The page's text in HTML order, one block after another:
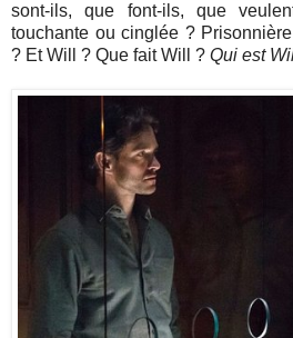
sont-ils, que font-ils, que
touchante ou cinglée ?
? Et Will ? Que fait Will ? Qui est